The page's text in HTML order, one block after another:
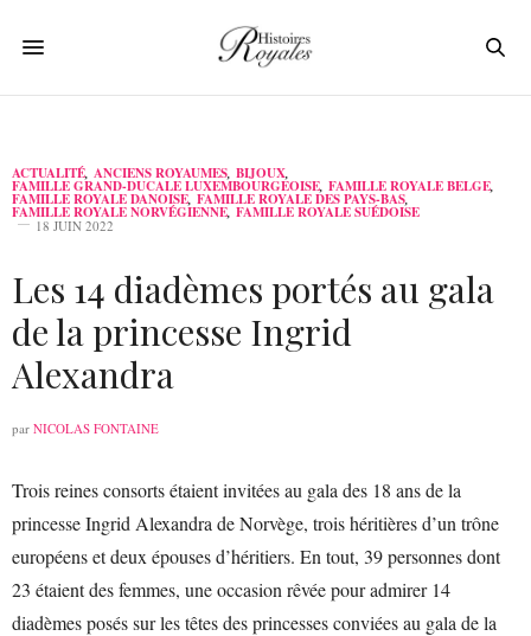
ACTUALITÉ, ANCIENS ROYAUMES, BIJOUX,
FAMILLE GRAND-DUCALE LUXEMBOURGEOISE, FAMILLE ROYALE BELGE,
FAMILLE ROYALE DANOISE, FAMILLE ROYALE DES PAYS-BAS,
FAMILLE ROYALE NORVÉGIENNE, FAMILLE ROYALE SUÉDOISE
18 JUIN 2022
Les 14 diadèmes portés au gala
de la princesse Ingrid
Alexandra
par NICOLAS FONTAINE
Trois reines consorts étaient invitées au gala des 18 ans de la
princesse Ingrid Alexandra de Norvège, trois héritières d’un trône
européens et deux épouses d’héritiers. En tout, 39 personnes dont
23 étaient des femmes, une occasion rêvée pour admirer 14
diadèmes posés sur les têtes des princesses conviées au gala de la